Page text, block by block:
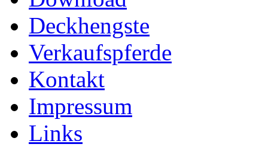
Deckhengste
Verkaufspferde
Kontakt
Impressum
Links